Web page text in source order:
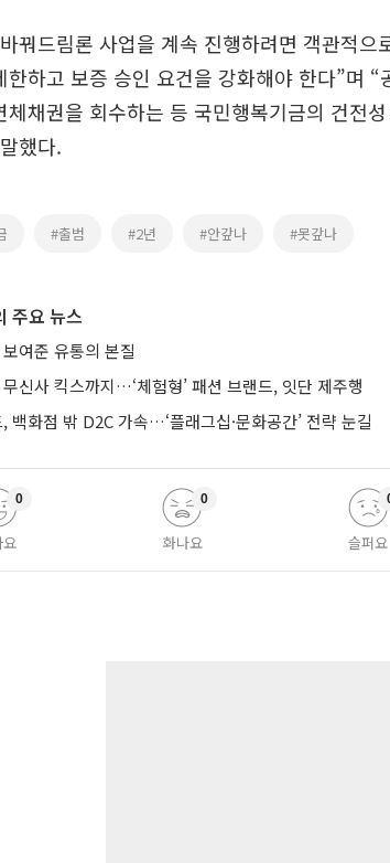
꿔드림론 사업을 계속 진행하려면 객관적으
한하고 보증 승인 요건을 강화해야 한다”며
체채권을 회수하는 등 국민행복기금의 건전
했다.
#출범 #2년 #안갚나 #못갚나
주요 뉴스
여준 유통의 본질
신사 킥스까지…‘체험형’ 패션 브랜드, 잇단 제주행
백화점 밖 D2C 가속…‘플래그십·문화공간’ 전략 눈길
0
화나요
0
슬퍼요